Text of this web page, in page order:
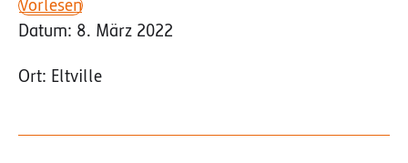
Vorlesen
Datum: 8. März 2022
Ort: Eltville